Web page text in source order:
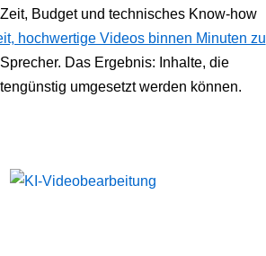
Budget und technisches Know-how
hochwertige Videos binnen Minuten zu
Das Ergebnis: Inhalte, die
umgesetzt werden können.